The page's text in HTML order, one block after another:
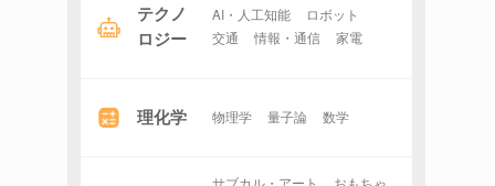
テクノ
ロジー
AI・人工知能
ロボット
交通
情報・通信 家電
理化学 物理学 量子論 数学